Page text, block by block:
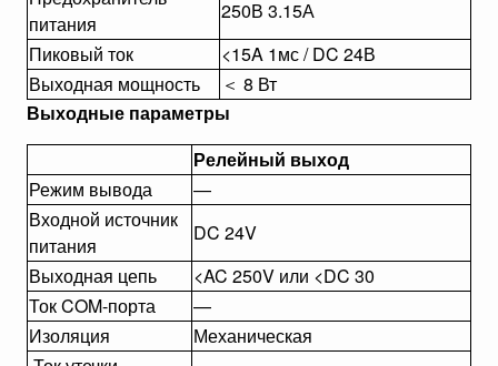
питания
250В 3.15А
Пиковый ток
<15A 1мс / DC 24В
Выходная мощность
＜ 8 Вт
Выходные параметры
Релейный выход
Режим вывода
—
Входной источник
питания
DC 24V
Выходная цепь
<AC 250V или <DC 30
Ток COM-порта
—
Изоляция
Механическая